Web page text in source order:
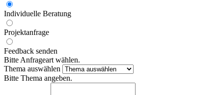
Individuelle Beratung
Projektanfrage
Feedback senden
Bitte Anfrageart wählen.
Thema auswählen
Bitte Thema angeben.